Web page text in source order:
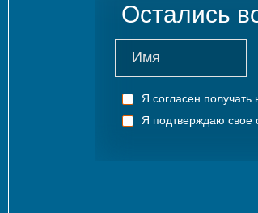
Остались
Я согласен
Я подтверждаю свое